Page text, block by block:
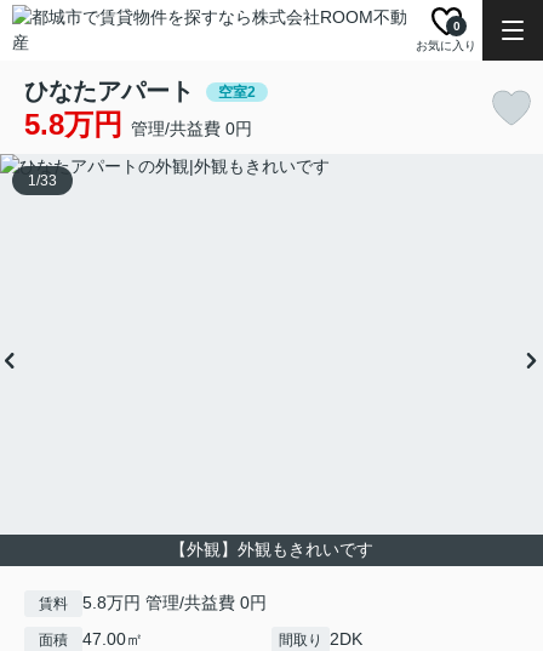
お気に入り
0
ひなたアパート 空室2
5.8万円 管理/共益費 0円
【外観】外観もきれいです
1/33
賃料 5.8万円 管理/共益費 0円
面積 47.00㎡ 間取り 2DK